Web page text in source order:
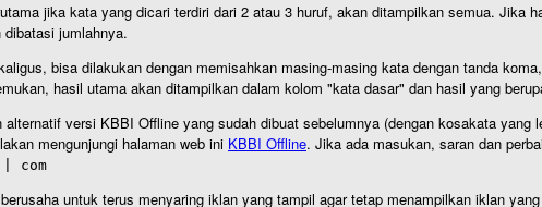
jika kata yang dicari terdiri dari 2 atau 3 huruf, akan ditampilkan semua. Jika
jumlahnya.
bisa dilakukan dengan memisahkan masing-masing kata dengan tanda
hasil utama akan ditampilkan dalam kolom "kata dasar" dan hasil yang
alternatif versi KBBI Offline yang sudah dibuat sebelumnya (dengan kosakata
mengunjungi halaman web ini KBBI Offline. Jika ada masukan, saran dan
com
untuk terus menyaring iklan yang tampil agar tetap menampilkan iklan